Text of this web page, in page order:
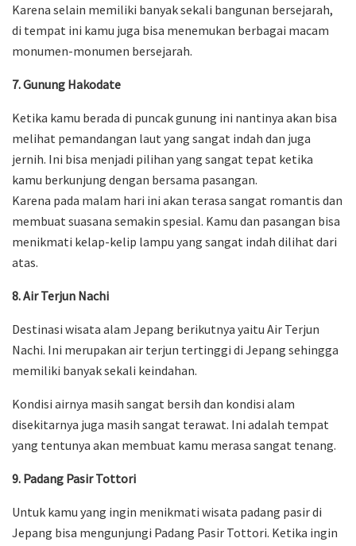
Karena selain memiliki banyak sekali bangunan bersejarah,
di tempat ini kamu juga bisa menemukan berbagai macam
monumen-monumen bersejarah.
7. Gunung Hakodate
Ketika kamu berada di puncak gunung ini nantinya akan bisa
melihat pemandangan laut yang sangat indah dan juga
jernih. Ini bisa menjadi pilihan yang sangat tepat ketika
kamu berkunjung dengan bersama pasangan.
Karena pada malam hari ini akan terasa sangat romantis dan
membuat suasana semakin spesial. Kamu dan pasangan bisa
menikmati kelap-kelip lampu yang sangat indah dilihat dari
atas.
8. Air Terjun Nachi
Destinasi wisata alam Jepang berikutnya yaitu Air Terjun
Nachi. Ini merupakan air terjun tertinggi di Jepang sehingga
memiliki banyak sekali keindahan.
Kondisi airnya masih sangat bersih dan kondisi alam
disekitarnya juga masih sangat terawat. Ini adalah tempat
yang tentunya akan membuat kamu merasa sangat tenang.
9. Padang Pasir Tottori
Untuk kamu yang ingin menikmati wisata padang pasir di
Jepang bisa mengunjungi Padang Pasir Tottori. Ketika ingin